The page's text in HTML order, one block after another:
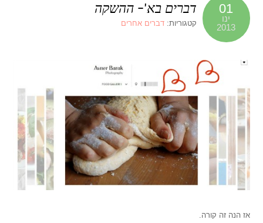
01
ינו
2013
דברים בא'- ההשקה
קטגוריות:דברים אחרים
אז הנה זה קורה.